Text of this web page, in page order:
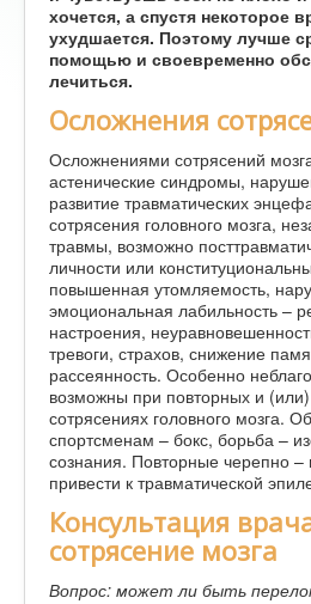
хочется, а спустя некоторое
ухудшается. Поэтому лучше
помощью и своевременно
лечиться.
Осложнения
Осложнениями сотрясений
астенические синдромы,
развитие травматических
сотрясения головного мозга,
травмы, возможно
личности или
повышенная утомляемость,
эмоциональная лабильность –
настроения,
тревоги, страхов, снижение
рассеянность. Особенно
возможны при повторных и
сотрясениях головного мозга.
спортсменам – бокс, борьба –
сознания. Повторные черепно –
привести к травматической
Консультация
сотрясение мозга
Вопрос: может ли быть